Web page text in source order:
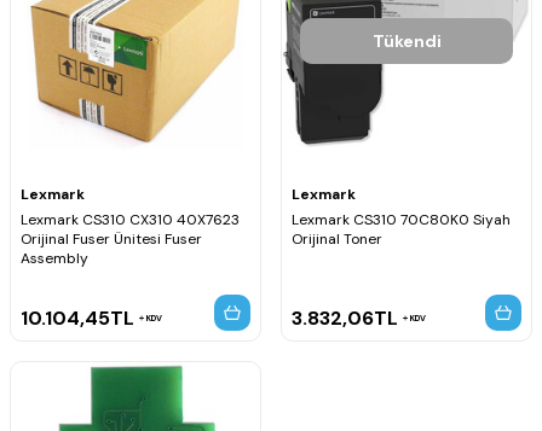
Lexmark
Lexmark CS310 CX310 40X7623
Orijinal Fuser Ünitesi Fuser
Assembly
10.104,45TL KDV
Tükendi
Lexmark
Lexmark CS310 70C80K0 Siyah
Orijinal Toner
3.832,06TL KDV